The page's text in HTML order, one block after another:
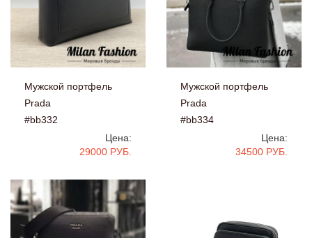
Мужской портфель
Prada
#bb332
Цена:
29000 РУБ.
Мужской портфель
Prada
#bb334
Цена:
34500 РУБ.